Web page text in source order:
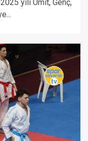
yılı Ümit, Genç,